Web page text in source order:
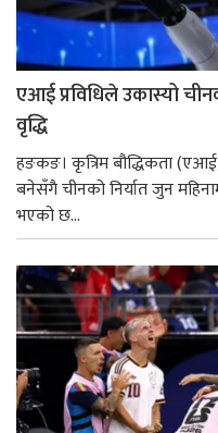
एआई प्रविधिले उकास्यो
वृद्धि
हङकङ। कृत्रिम बौद्धिकता
बनेसँगै चीनको निर्यात जुन
भएको छ...